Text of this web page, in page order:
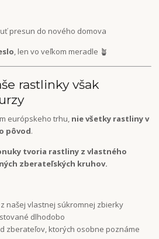
presun do nového domova
, len vo veľkom meradle 🪴
rastlinky však
európskeho trhu, nie všetky rastliny v
pôvod.
tvoria rastliny z vlastného
zberateľských kruhov.
našej vlastnej súkromnej zbierky
dlhodobo
zberateľov, ktorých osobne poznáme